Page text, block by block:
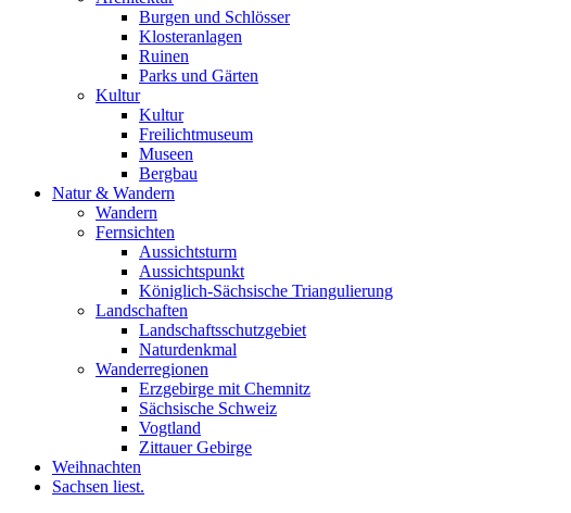
Burgen und Schlösser
Klosteranlagen
Ruinen
Parks und Gärten
Kultur
Kultur
Freilichtmuseum
Museen
Bergbau
Natur & Wandern
Wandern
Fernsichten
Aussichtsturm
Aussichtspunkt
Königlich-Sächsische Triangulierung
Landschaften
Landschaftsschutzgebiet
Naturdenkmal
Wanderregionen
Erzgebirge mit Chemnitz
Sächsische Schweiz
Vogtland
Zittauer Gebirge
Weihnachten
Sachsen liest.